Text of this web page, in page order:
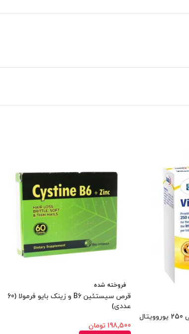
قرص جویدنی ویتامین سی 250 یوروویتال
فروخته شده
قرص سیستئین B6 و زینک بایو فرمولا (60
عددی)
198,500 تومان